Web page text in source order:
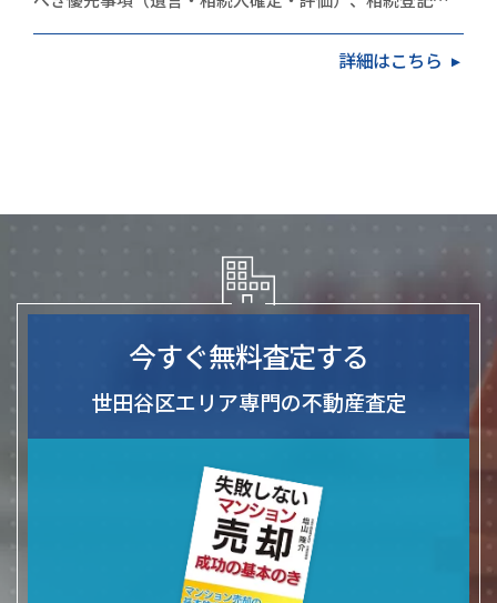
（2024年4月の義務化）、売却か保有かの判断基準、
詳細はこちら
今すぐ無料査定する
世田谷区エリア専門の不動産査定